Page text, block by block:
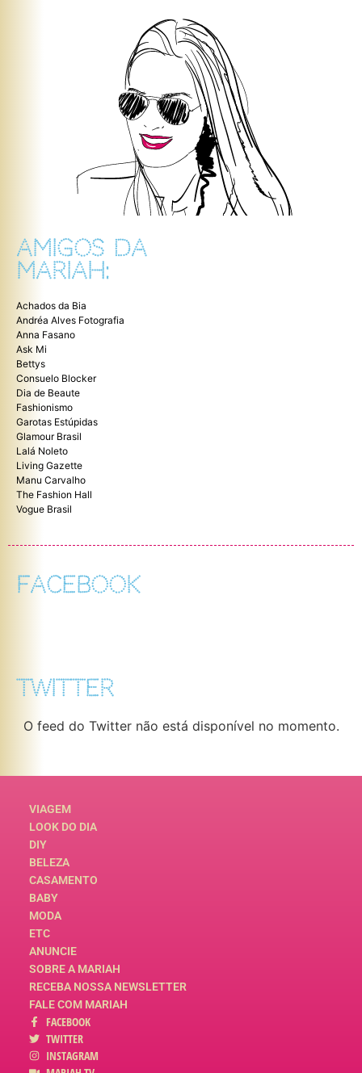
AMIGOS DA
MARIAH:
Achados da Bia
Andréa Alves Fotografia
Anna Fasano
Ask Mi
Bettys
Consuelo Blocker
Dia de Beaute
Fashionismo
Garotas Estúpidas
Glamour Brasil
Lalá Noleto
Living Gazette
Manu Carvalho
The Fashion Hall
Vogue Brasil
FACEBOOK
TWITTER
O feed do Twitter não está disponível no momento.
VIAGEM
LOOK DO DIA
DIY
BELEZA
CASAMENTO
BABY
MODA
ETC
ANUNCIE
SOBRE A MARIAH
RECEBA NOSSA NEWSLETTER
FALE COM MARIAH
FACEBOOK
TWITTER
INSTAGRAM